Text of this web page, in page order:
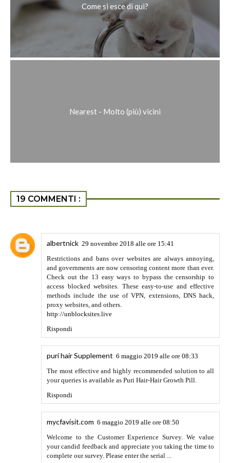
Come si esce di qui?
Nearest - Molto (più) vicini
19 COMMENTI :
albertnick 29 novembre 2018 alle ore 15:41
Restrictions and bans over websites are always annoying,
and governments are now censoring content more than ever.
Check out the 13 easy ways to bypass the censorship to
access blocked websites. These easy-to-use and effective
methods include the use of VPN, extensions, DNS hack,
proxy websites, and others.
http://unblocksites.live
Rispondi
puri hair Supplement 6 maggio 2019 alle ore 08:33
The most effective and highly recommended solution to all
your queries is available as Puri Hair-Hair Growth Pill.
Rispondi
mycfavisit.com 6 maggio 2019 alle ore 08:50
Welcome to the Customer Experience Survey. We value
your candid feedback and appreciate you taking the time to
complete our survey. Please enter the serial ...